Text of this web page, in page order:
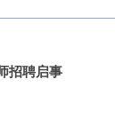
招聘启事